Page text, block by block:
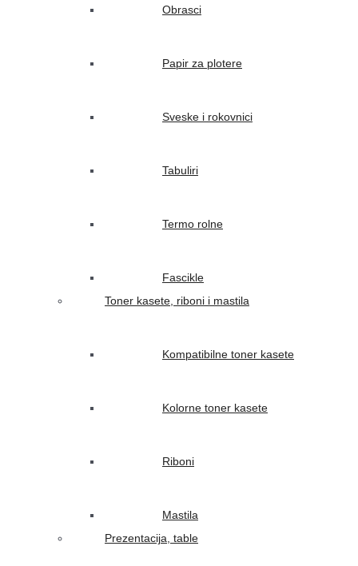
Obrasci
Papir za plotere
Sveske i rokovnici
Tabuliri
Termo rolne
Fascikle
Toner kasete, riboni i mastila
Kompatibilne toner kasete
Kolorne toner kasete
Riboni
Mastila
Prezentacija, table